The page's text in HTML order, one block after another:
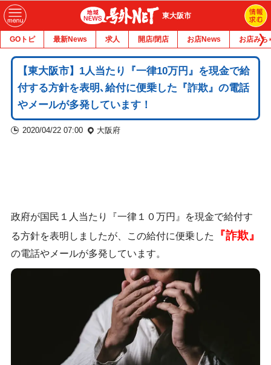
東大阪市
GOトピ 最新News 求人 開店/閉店 お店News お店みち
【東大阪市】1人当たり『一律10万円』を現金で給
付する方針を表明､給付に便乗した『詐欺』の電話
やメールが多発しています！
2020/04/22 07:00 大阪府
政府が国民１人当たり『一律１０万円』を現金で給付す
る方針を表明しましたが、この給付に便乗した
『詐欺』
の電話やメールが多発しています。